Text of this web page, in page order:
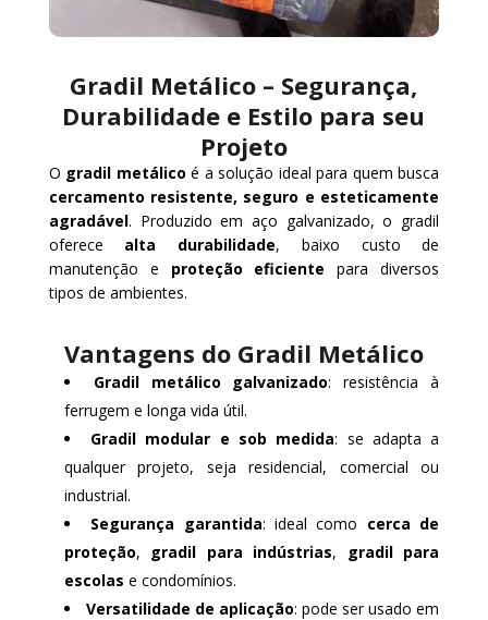
Gradil Metálico – Segurança,
Durabilidade e Estilo para seu
Projeto
O gradil metálico é a solução ideal para quem busca
cercamento resistente, seguro e esteticamente
agradável. Produzido em aço galvanizado, o gradil
oferece alta durabilidade, baixo custo de
manutenção e proteção eficiente para diversos
tipos de ambientes.
Vantagens do Gradil Metálico
Gradil metálico galvanizado: resistência à
ferrugem e longa vida útil.
Gradil modular e sob medida: se adapta a
qualquer projeto, seja residencial, comercial ou
industrial.
Segurança garantida: ideal como cerca de
proteção, gradil para indústrias, gradil para
escolas e condomínios.
Versatilidade de aplicação: pode ser usado em